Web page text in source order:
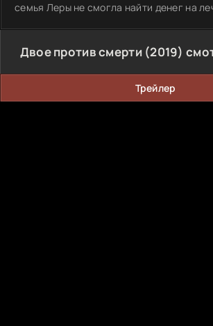
семья Леры не смогла найти денег на
Двое против смерти (2019)
Трейлер